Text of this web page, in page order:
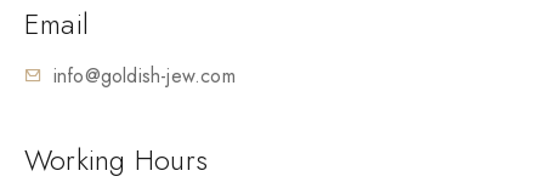
Email
info@goldish-jew.com
Working Hours